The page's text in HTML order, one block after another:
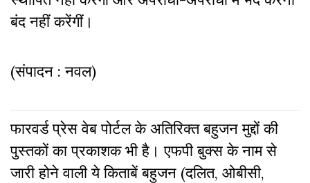
बंद नहीं करेंगीं।
(संपादन : नवल)
फारवर्ड प्रेस वेब पोर्टल के अतिरिक्‍त बहुजन मुद्दों की
पुस्‍तकों का प्रकाशक भी है। एफपी बुक्‍स के नाम से
जारी होने वाली ये किताबें बहुजन (दलित, ओबीसी,